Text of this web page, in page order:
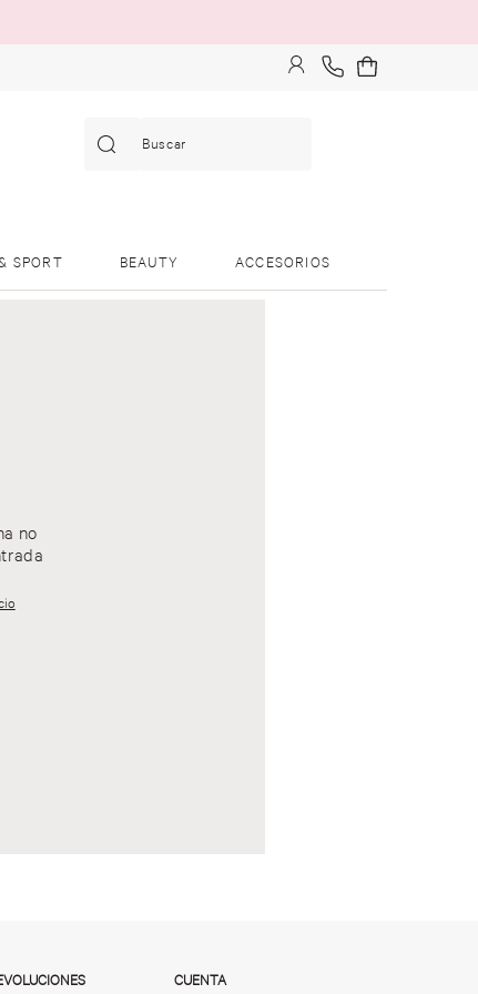
SPORT BEAUTY ACCESORIOS
no
CUENTA